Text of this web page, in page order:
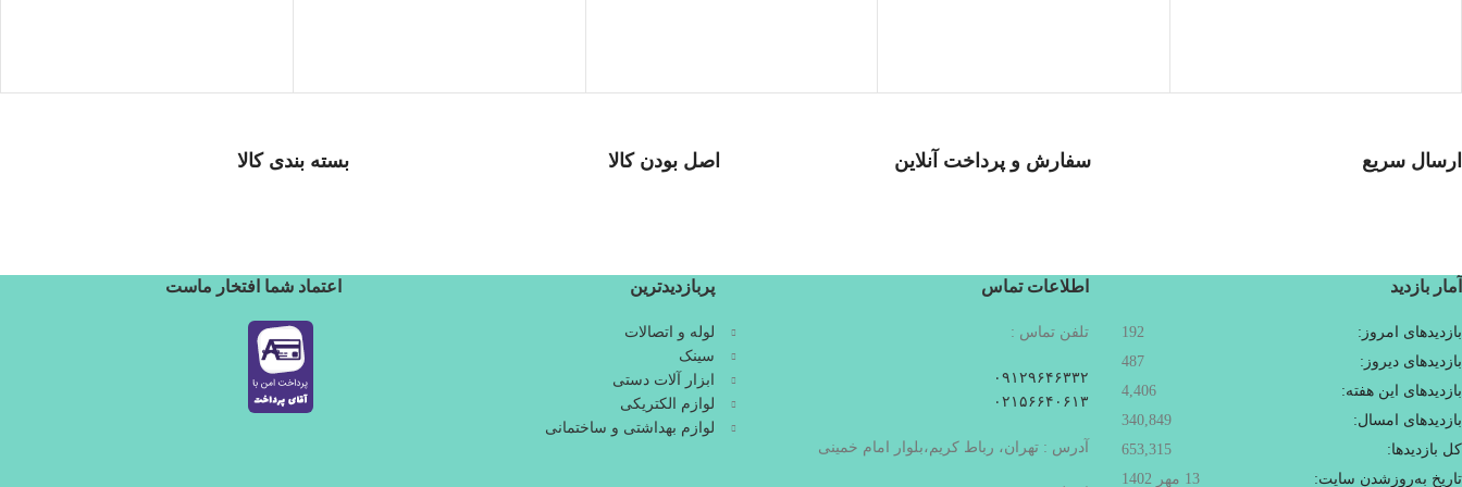
ارسال سریع سفارش و پرداخت آنلاین اصل بودن کالا بسته بندی کالا
آمار بازدید
بازدیدهای امروز:
192
بازدیدهای دیروز:
487
بازدیدهای این هفته:
4,406
بازدیدهای امسال:
340,849
کل بازدیدها:
653,315
تاریخ به‌روزشدن سایت:
13 مهر 1402
اطلاعات تماس
تلفن تماس :
۰۹۱۲۹۶۴۶۳۳۲
۰۲۱۵۶۶۴۰۶۱۳
آدرس : تهران، رباط کریم،بلوار امام خمینی
پربازدیدترین
لوله و اتصالات
سینک
ابزار آلات دستی
لوازم الکتریکی
لوازم بهداشتی و ساختمانی
اعتماد شما افتخار ماست